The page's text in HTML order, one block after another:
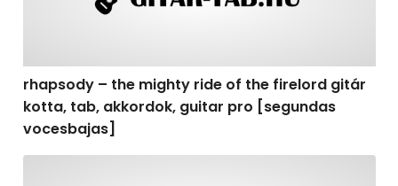
rhapsody – the mighty ride of the firelord gitár
kotta, tab, akkordok, guitar pro [segundas
vocesbajas]